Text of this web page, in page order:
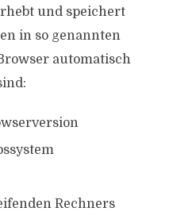
und speichert
in so genannten
automatisch
Rechners